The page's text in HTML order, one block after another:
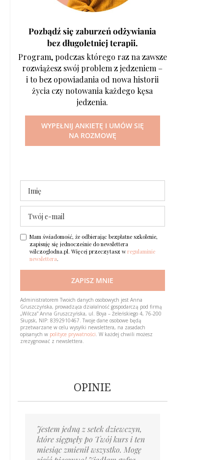
Pozbądź się zaburzeń odżywiania
bez długoletniej terapii.
Program, podczas którego raz na zawsze
rozwiążesz swój problem z jedzeniem –
i to bez opowiadania od nowa historii
życia czy notowania każdego kęsa
jedzenia.
WYPEŁNIJ ANKIETĘ I UMÓW SIĘ
NA ROZMOWĘ
Mam świadomość, że odbierając bezpłatne szkolenie,
zapisuję się jednocześnie do newslettera
wilczoglodna.pl. Więcej przeczytasz wregulaminie
newslettera.
ZAPISZ MNIE
Loading…
Administratorem Twoich danych osobowych jest Anna
Gruszczyńska, prowadząca działalność gospodarczą pod firmą
„Wilcza” Anna Gruszczyńska, ul. Boya – Żeleńskiego 4, 76-200
Słupsk, NIP: 8392910467. Twoje dane osobowe będą
przetwarzane w celu wysyłki newslettera, na zasadach
opisanych w polityce prywatności. W każdej chwili możesz
zrezygnować z newslettera.
OPINIE
Jestem jedną z setek dziewczyn,
które sięgnęły po Twój kurs i ten
miesiąc zmienił wszystko. Mogę
Piszę po prawie roku. Możesz
mnie nie pamiętać,
ale ja nie zapomnę Cię nigdy.
Byłaś pierwszą osobą,
której powiedziałem wprost
'Cześć, jestem Bartek, mam
Gdyby taki kurs pojawił się kiedy
miałam naście lat, to teraz
moje życie wyglądałoby inaczej.
Mentoring to cenne wskazówki
i wsparcie; jedz wystarczająco,
słuchaj organizmu, ignoruj myśli
Ponad rok temu trafiłam
na twój Blog. On pomógł
mi odmienić całe moje życie.
Nie myślałam, że wyjście
z zaburzeń odżywiania może być
takie proste! Już od pierwszego
Trzy miesiące temu pisałam
do Ciebie list z błaganiem
o pomoc, w sytuacji tragicznej,